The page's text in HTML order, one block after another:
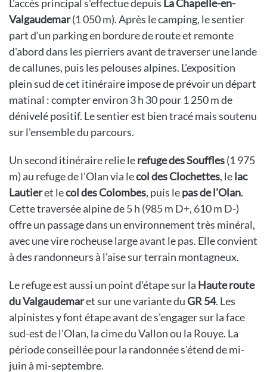
L'accès principal s'effectue depuis La Chapelle-en-
Valgaudemar(1 050 m). Après le camping, le sentier
part d'un parking en bordure de route et remonte
d'abord dans les pierriers avant de traverser une lande
de callunes, puis les pelouses alpines. L'exposition
plein sud de cet itinéraire impose de prévoir un départ
matinal : compter environ 3 h 30 pour 1 250 m de
dénivelé positif. Le sentier est bien tracé mais soutenu
sur l'ensemble du parcours.
Un second itinéraire relie lerefuge des Souffles(1 975
m) au refuge de l'Olan via lecol des Clochettes, lelac
Lautieret lecol des Colombes, puis lepas de l'Olan.
Cette traversée alpine de 5 h (985 m D+, 610 m D-)
offre un passage dans un environnement très minéral,
avec une vire rocheuse large avant le pas. Elle convient
à des randonneurs à l'aise sur terrain montagneux.
Le refuge est aussi un point d'étape sur la Haute route
du Valgaudemaret sur une variante duGR 54. Les
alpinistes y font étape avant de s'engager sur la face
sud-est de l'Olan, la cime du Vallon ou la Rouye. La
période conseillée pour la randonnée s'étend de mi-
juin à mi-septembre.